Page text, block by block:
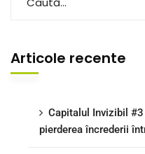
Articole recente
Capitalul Invizibil
pierderea încrederii